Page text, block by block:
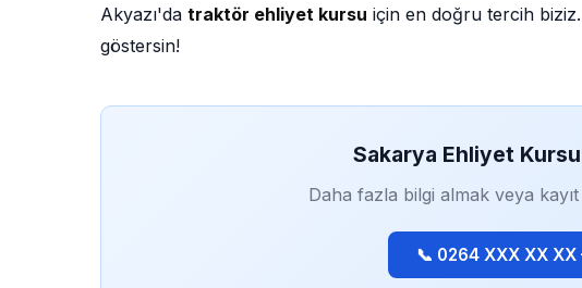
Akyazı'da traktör ehliyet kursu için en doğru tercih biziz.
göstersin!
Sakarya Ehliyet
Daha fazla bilgi almak veya
📞 0264 XXX XX